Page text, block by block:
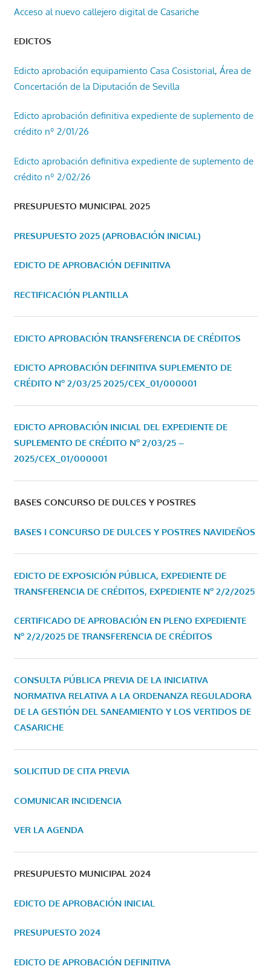
Acceso al nuevo callejero digital de Casariche
EDICTOS
Edicto aprobación equipamiento Casa Cosistorial, Área de
Concertación de la Diputación de Sevilla
Edicto aprobación definitiva expediente de suplemento de
crédito nº 2/01/26
Edicto aprobación definitiva expediente de suplemento de
crédito nº 2/02/26
PRESUPUESTO MUNICIPAL 2025
PRESUPUESTO 2025 (APROBACIÓN INICIAL)
EDICTO DE APROBACIÓN DEFINITIVA
RECTIFICACIÓN PLANTILLA
EDICTO APROBACIÓN TRANSFERENCIA DE CRÉDITOS
EDICTO APROBACIÓN DEFINITIVA SUPLEMENTO DE
CRÉDITO Nº 2/03/25 2025/CEX_01/000001
EDICTO APROBACIÓN INICIAL DEL EXPEDIENTE DE
SUPLEMENTO DE CRÉDITO Nº 2/03/25 –
2025/CEX_01/000001
BASES CONCURSO DE DULCES Y POSTRES
BASES I CONCURSO DE DULCES Y POSTRES NAVIDEÑOS
EDICTO DE EXPOSICIÓN PÚBLICA, EXPEDIENTE DE
TRANSFERENCIA DE CRÉDITOS, EXPEDIENTE Nº 2/2/2025
CERTIFICADO DE APROBACIÓN EN PLENO EXPEDIENTE
Nº 2/2/2025 DE TRANSFERENCIA DE CRÉDITOS
CONSULTA PÚBLICA PREVIA DE LA INICIATIVA
NORMATIVA RELATIVA A LA ORDENANZA REGULADORA
DE LA GESTIÓN DEL SANEAMIENTO Y LOS VERTIDOS DE
CASARICHE
SOLICITUD DE CITA PREVIA
COMUNICAR INCIDENCIA
VER LA AGENDA
PRESUPUESTO MUNICIPAL 2024
EDICTO DE APROBACIÓN INICIAL
PRESUPUESTO 2024
EDICTO DE APROBACIÓN DEFINITIVA